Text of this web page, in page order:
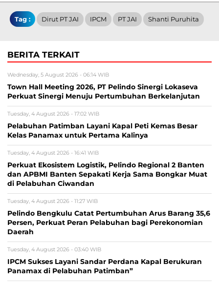
Tag : Dirut PT JAI IPCM PT JAI Shanti Puruhita
BERITA TERKAIT
Wednesday, 5 August 2026 - 06:14 WIB
Town Hall Meeting 2026, PT Pelindo Sinergi Lokaseva
Perkuat Sinergi Menuju Pertumbuhan Berkelanjutan
Tuesday, 4 August 2026 - 17:02 WIB
Pelabuhan Patimban Layani Kapal Peti Kemas Besar
Kelas Panamax untuk Pertama Kalinya
Tuesday, 4 August 2026 - 16:41 WIB
Perkuat Ekosistem Logistik, Pelindo Regional 2 Banten
dan APBMI Banten Sepakati Kerja Sama Bongkar Muat
di Pelabuhan Ciwandan
Tuesday, 4 August 2026 - 11:27 WIB
Pelindo Bengkulu Catat Pertumbuhan Arus Barang 35,6
Persen, Perkuat Peran Pelabuhan bagi Perekonomian
Daerah
Tuesday, 4 August 2026 - 03:40 WIB
IPCM Sukses Layani Sandar Perdana Kapal Berukuran
Panamax di Pelabuhan Patimban”